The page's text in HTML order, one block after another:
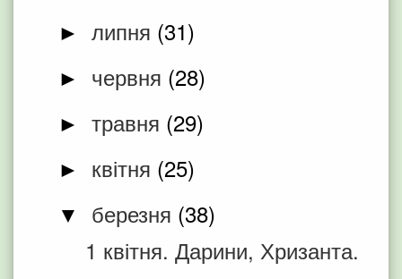
► липня (31)
► червня (28)
► травня (29)
► квітня (25)
▼ березня (38)
1 квітня. Дарини, Хризанта.